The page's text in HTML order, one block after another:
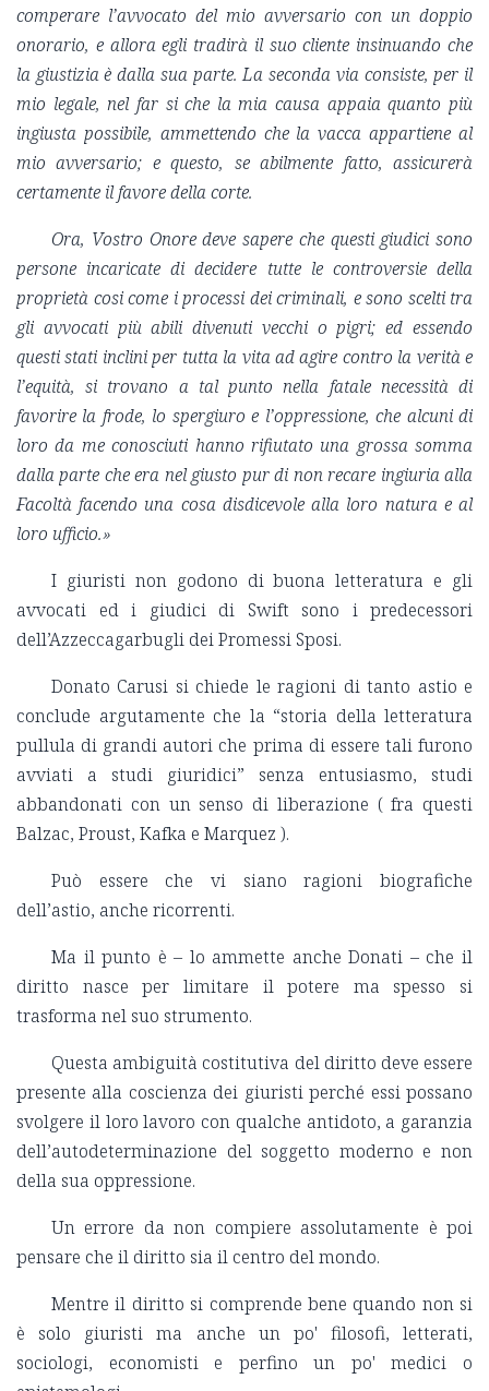
comperare l’avvocato del mio avversario con un doppio
onorario, e allora egli tradirà il suo cliente insinuando che
la giustizia è dalla sua parte. La seconda via consiste, per il
mio legale, nel far si che la mia causa appaia quanto più
ingiusta possibile, ammettendo che la vacca appartiene al
mio avversario; e questo, se abilmente fatto, assicurerà
certamente il favore della corte.
Ora, Vostro Onore deve sapere che questi giudici sono
persone incaricate di decidere tutte le controversie della
proprietà cosi come i processi dei criminali, e sono scelti tra
gli avvocati più abili divenuti vecchi o pigri; ed essendo
questi stati inclini per tutta la vita ad agire contro la verità e
l’equità, si trovano a tal punto nella fatale necessità di
favorire la frode, lo spergiuro e l’oppressione, che alcuni di
loro da me conosciuti hanno rifiutato una grossa somma
dalla parte che era nel giusto pur di non recare ingiuria alla
Facoltà facendo una cosa disdicevole alla loro natura e al
loro ufficio.»
I giuristi non godono di buona letteratura e gli
avvocati ed i giudici di Swift sono i predecessori
dell’Azzeccagarbugli dei Promessi Sposi.
Donato Carusi si chiede le ragioni di tanto astio e
conclude argutamente che la “storia della letteratura
pullula di grandi autori che prima di essere tali furono
avviati a studi giuridici” senza entusiasmo, studi
abbandonati con un senso di liberazione ( fra questi
Balzac, Proust, Kafka e Marquez ).
Può essere che vi siano ragioni biografiche
dell’astio, anche ricorrenti.
Ma il punto è – lo ammette anche Donati – che il
diritto nasce per limitare il potere ma spesso si
trasforma nel suo strumento.
Questa ambiguità costitutiva del diritto deve essere
presente alla coscienza dei giuristi perché essi possano
svolgere il loro lavoro con qualche antidoto, a garanzia
dell’autodeterminazione del soggetto moderno e non
della sua oppressione.
Un errore da non compiere assolutamente è poi
pensare che il diritto sia il centro del mondo.
Mentre il diritto si comprende bene quando non si
è solo giuristi ma anche un po' filosofi, letterati,
sociologi, economisti e perfino un po' medici o